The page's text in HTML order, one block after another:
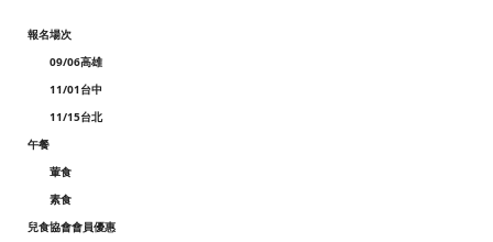
報名場次
09/06高雄
11/01台中
11/15台北
午餐
葷食
素食
兒食協會會員優惠